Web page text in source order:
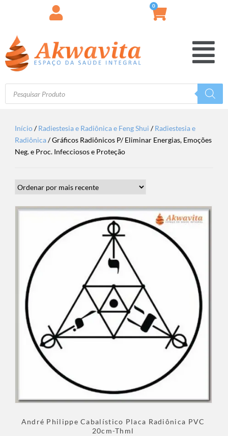
0
Início/Radiestesia e Radiônica e Feng Shui /Radiestesia e
Radiônica/ Gráficos Radiônicos P/ Eliminar Energias, Emoções
Neg. e Proc. Infecciosos e Proteção
André Philippe Cabalístico Placa Radiônica PVC
20cm-Thml